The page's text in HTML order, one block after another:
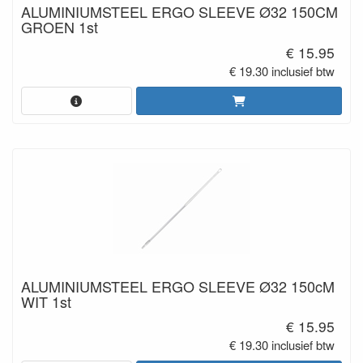
ALUMINIUMSTEEL ERGO SLEEVE Ø32 150CM
GROEN 1st
€ 15.95
€ 19.30 inclusief btw
ALUMINIUMSTEEL ERGO SLEEVE Ø32 150cM
WIT 1st
€ 15.95
€ 19.30 inclusief btw